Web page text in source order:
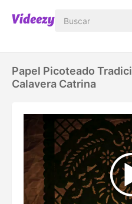
Papel Picoteado
Calavera Catrina